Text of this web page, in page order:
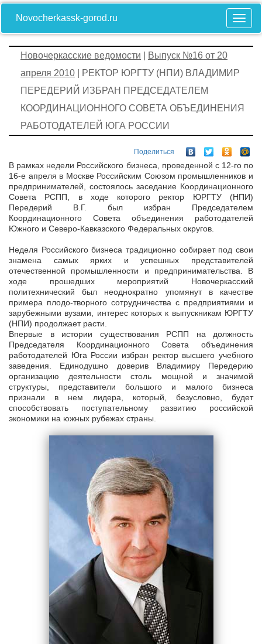
Novocherkassk-gorod.ru
Новочеркасские ведомости
Выпуск №16 от 20
апреля 2010 | РЕКТОР ЮРГТУ (НПИ) ВЛАДИМИР
ПЕРЕДЕРИЙ ИЗБРАН ПРЕДСЕДАТЕЛЕМ
КООРДИНАЦИОННОГО СОВЕТА ОБЪЕДИНЕНИЯ
РАБОТОДАТЕЛЕЙ ЮГА РОССИИ
Поделиться
В рамках недели Российского бизнеса, проведенной с 12-го по
16-е апреля в Москве Российским Союзом промышленников и
предпринимателей, состоялось заседание Координационного
Совета РСПП, в ходе которого ректор ЮРГТУ (НПИ)
Передерий В.Г. был избран Председателем
Координационного Совета объединения работодателей
Южного и Северо-Кавказского Федеральных округов.
Неделя Российского бизнеса традиционно собирает под свои
знамена самых ярких и успешных представителей
отечественной промышленности и предпринимательства. В
ходе прошедших мероприятий Новочеркасский
политехнический был неоднократно упомянут в качестве
примера плодо-творного сотрудничества с предприятиями и
зарубежными вузами, интерес которых к выпускникам ЮРГТУ
(НПИ) продолжает расти.
Впервые в истории существования РСПП на должность
Председателя Координационного Совета объединения
работодателей Юга России избран ректор высшего учебного
заведения. Единодушно доверив Владимиру Передерию
организацию деятельности столь мощной и значимой
структуры, представители большого и малого бизнеса
признали в нем лидера, который, безусловно, будет
способствовать поступательному развитию российской
экономики на южных рубежах страны.